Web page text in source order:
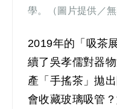
學。（圖片提供／無
2019年的「吸茶
續了吳孝儒對器
產「手搖茶」拋
會收藏玻璃吸管